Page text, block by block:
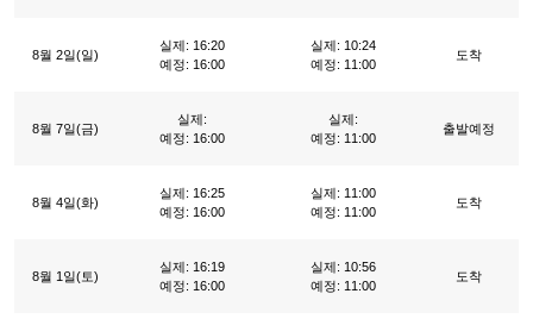
8월 2일(일)
실제: 16:20
예정: 16:00
실제: 10:24
예정: 11:00
도착
8월 7일(금)
실제:
예정: 16:00
실제:
예정: 11:00
출발예정
8월 4일(화)
실제: 16:25
예정: 16:00
실제: 11:00
예정: 11:00
도착
8월 1일(토)
실제: 16:19
예정: 16:00
실제: 10:56
예정: 11:00
도착